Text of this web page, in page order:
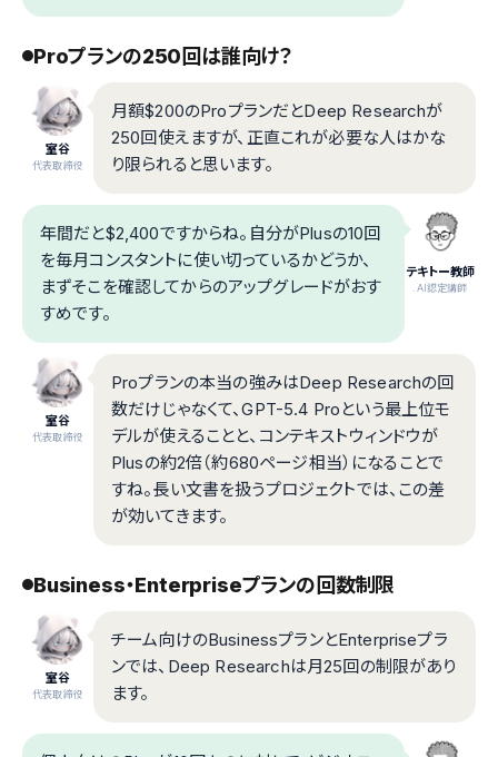
Proプランの250回は誰向け？
室谷
代表取締役
月額$200のProプランだとDeep Researchが
250回使えますが、正直これが必要な人はかな
り限られると思います。
テキトー教師
.AI認定講師
年間だと$2,400ですからね。自分がPlusの10回
を毎月コンスタントに使い切っているかどうか、
まずそこを確認してからのアップグレードがおす
すめです。
室谷
代表取締役
Proプランの本当の強みはDeep Researchの回
数だけじゃなくて、GPT-5.4 Proという最上位モ
デルが使えることと、コンテキストウィンドウが
Plusの約2倍（約680ページ相当）になることで
すね。長い文書を扱うプロジェクトでは、この差
が効いてきます。
Business・Enterpriseプランの回数制限
室谷
代表取締役
チーム向けのBusinessプランとEnterpriseプラ
ンでは、Deep Researchは月25回の制限があり
ます。